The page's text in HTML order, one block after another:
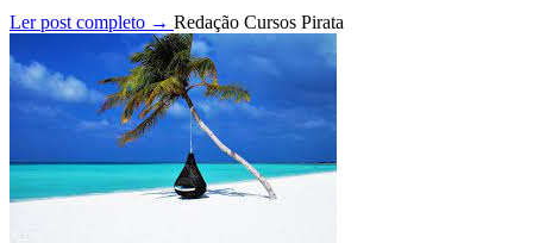
Ler post completo → Redação Cursos Pirata